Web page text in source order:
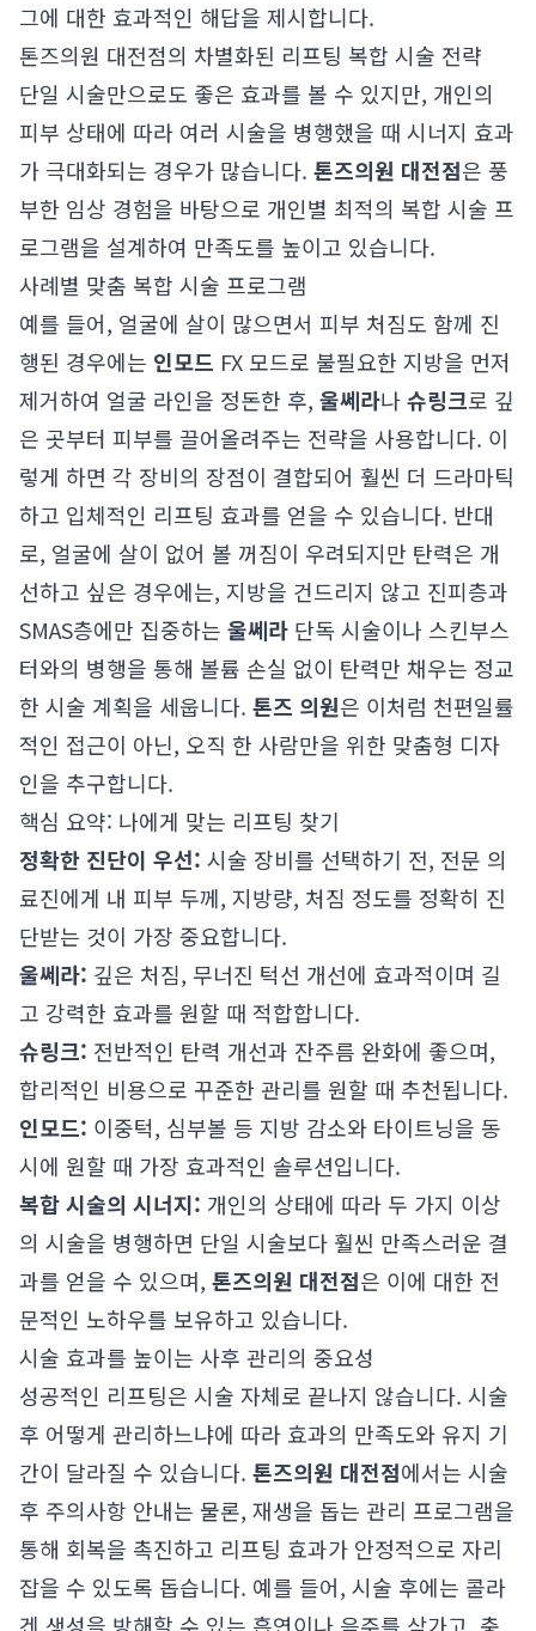
그에 대한 효과적인 해답을 제시합니다.
톤즈의원 대전점의 차별화된 리프팅 복합 시술 전략
단일 시술만으로도 좋은 효과를 볼 수 있지만, 개인의
피부 상태에 따라 여러 시술을 병행했을 때 시너지 효과
가 극대화되는 경우가 많습니다. 톤즈의원 대전점은 풍
부한 임상 경험을 바탕으로 개인별 최적의 복합 시술 프
로그램을 설계하여 만족도를 높이고 있습니다.
사례별 맞춤 복합 시술 프로그램
예를 들어, 얼굴에 살이 많으면서 피부 처짐도 함께 진
행된 경우에는 인모드 FX 모드로 불필요한 지방을 먼저
제거하여 얼굴 라인을 정돈한 후, 울쎄라나슈링크로 깊
은 곳부터 피부를 끌어올려주는 전략을 사용합니다. 이
렇게 하면 각 장비의 장점이 결합되어 훨씬 더 드라마틱
하고 입체적인 리프팅 효과를 얻을 수 있습니다. 반대
로, 얼굴에 살이 없어 볼 꺼짐이 우려되지만 탄력은 개
선하고 싶은 경우에는, 지방을 건드리지 않고 진피층과
SMAS층에만 집중하는 울쎄라 단독 시술이나 스킨부스
터와의 병행을 통해 볼륨 손실 없이 탄력만 채우는 정교
한 시술 계획을 세웁니다. 톤즈 의원은 이처럼 천편일률
적인 접근이 아닌, 오직 한 사람만을 위한 맞춤형 디자
인을 추구합니다.
핵심 요약: 나에게 맞는 리프팅 찾기
정확한 진단이 우선: 시술 장비를 선택하기 전, 전문 의
료진에게 내 피부 두께, 지방량, 처짐 정도를 정확히 진
단받는 것이 가장 중요합니다.
울쎄라: 깊은 처짐, 무너진 턱선 개선에 효과적이며 길
고 강력한 효과를 원할 때 적합합니다.
슈링크: 전반적인 탄력 개선과 잔주름 완화에 좋으며,
합리적인 비용으로 꾸준한 관리를 원할 때 추천됩니다.
인모드: 이중턱, 심부볼 등 지방 감소와 타이트닝을 동
시에 원할 때 가장 효과적인 솔루션입니다.
복합 시술의 시너지: 개인의 상태에 따라 두 가지 이상
의 시술을 병행하면 단일 시술보다 훨씬 만족스러운 결
과를 얻을 수 있으며, 톤즈의원 대전점은 이에 대한 전
문적인 노하우를 보유하고 있습니다.
시술 효과를 높이는 사후 관리의 중요성
성공적인 리프팅은 시술 자체로 끝나지 않습니다. 시술
후 어떻게 관리하느냐에 따라 효과의 만족도와 유지 기
간이 달라질 수 있습니다. 톤즈의원 대전점에서는 시술
후 주의사항 안내는 물론, 재생을 돕는 관리 프로그램을
통해 회복을 촉진하고 리프팅 효과가 안정적으로 자리
잡을 수 있도록 돕습니다. 예를 들어, 시술 후에는 콜라